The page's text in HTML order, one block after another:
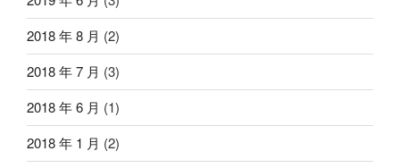
2018 年 8 月 (2)
2018 年 7 月 (3)
2018 年 6 月 (1)
2018 年 1 月 (2)